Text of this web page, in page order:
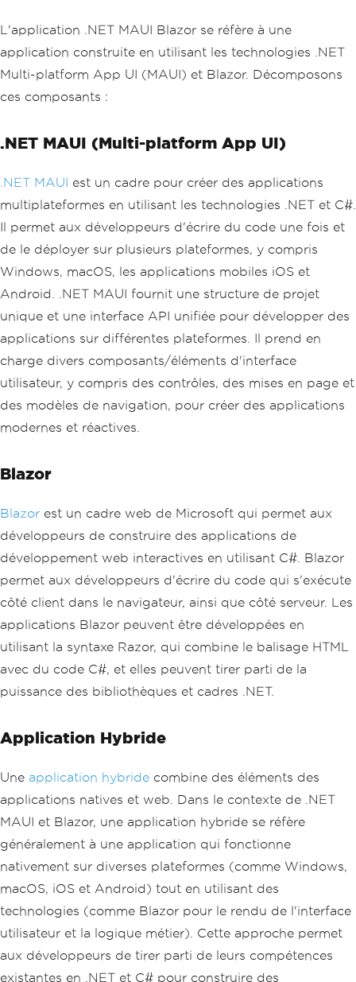
L'application .NET MAUI Blazor se réfère à une
application construite en utilisant les technologies .NET
Multi-platform App UI (MAUI) et Blazor. Décomposons
ces composants :
.NET MAUI (Multi-platform App UI)
.NET MAUI est un cadre pour créer des applications
multiplateformes en utilisant les technologies .NET et C#.
Il permet aux développeurs d'écrire du code une fois et
de le déployer sur plusieurs plateformes, y compris
Windows, macOS, les applications mobiles iOS et
Android. .NET MAUI fournit une structure de projet
unique et une interface API unifiée pour développer des
applications sur différentes plateformes. Il prend en
charge divers composants/éléments d'interface
utilisateur, y compris des contrôles, des mises en page et
des modèles de navigation, pour créer des applications
modernes et réactives.
Blazor
Blazor est un cadre web de Microsoft qui permet aux
développeurs de construire des applications de
développement web interactives en utilisant C#. Blazor
permet aux développeurs d'écrire du code qui s'exécute
côté client dans le navigateur, ainsi que côté serveur. Les
applications Blazor peuvent être développées en
utilisant la syntaxe Razor, qui combine le balisage HTML
avec du code C#, et elles peuvent tirer parti de la
puissance des bibliothèques et cadres .NET.
Application Hybride
Une application hybride combine des éléments des
applications natives et web. Dans le contexte de .NET
MAUI et Blazor, une application hybride se réfère
généralement à une application qui fonctionne
nativement sur diverses plateformes (comme Windows,
macOS, iOS et Android) tout en utilisant des
technologies (comme Blazor pour le rendu de l'interface
utilisateur et la logique métier). Cette approche permet
aux développeurs de tirer parti de leurs compétences
existantes en .NET et C# pour construire des